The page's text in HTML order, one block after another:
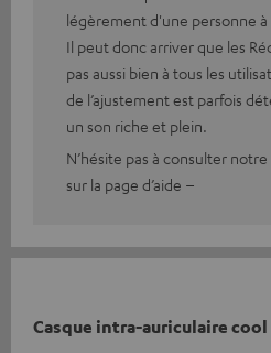
légèrement d'une personne
Il peut donc arriver que les
pas aussi bien à tous les
de l’ajustement est parfois
un son riche et plein.
N’hésite pas à consulter
sur la page d’aide –
Casque intra-auriculaire cool